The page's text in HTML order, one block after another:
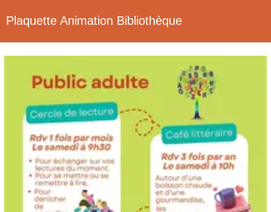
Plaquette Animation Bibliothèque